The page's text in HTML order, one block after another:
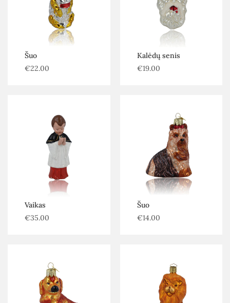
Šuo
€22.00
Kalėdų senis
€19.00
Vaikas
€35.00
Šuo
€14.00